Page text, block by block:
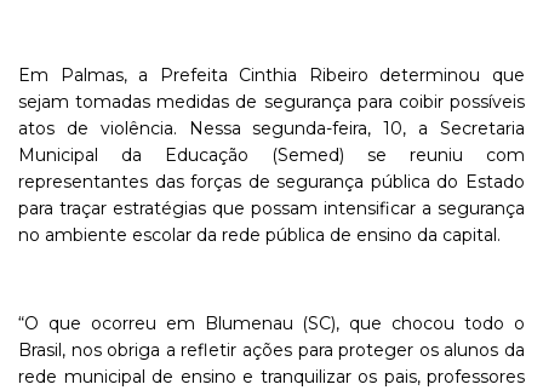
Em Palmas, a Prefeita Cinthia Ribeiro determinou que
sejam tomadas medidas de segurança para coibir possíveis
atos de violência. Nessa segunda-feira, 10, a Secretaria
Municipal da Educação (Semed) se reuniu com
representantes das forças de segurança pública do Estado
para traçar estratégias que possam intensificar a segurança
no ambiente escolar da rede pública de ensino da capital.
“O que ocorreu em Blumenau (SC), que chocou todo o
Brasil, nos obriga a refletir ações para proteger os alunos da
rede municipal de ensino e tranquilizar os pais, professores